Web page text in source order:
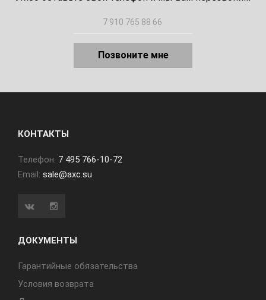
Позвоните мне
КОНТАКТЫ
Телефон: 7 495 766-10-72
Email: sale@axc.su
ДОКУМЕНТЫ
Гарантийные обязательства
Условия возврата